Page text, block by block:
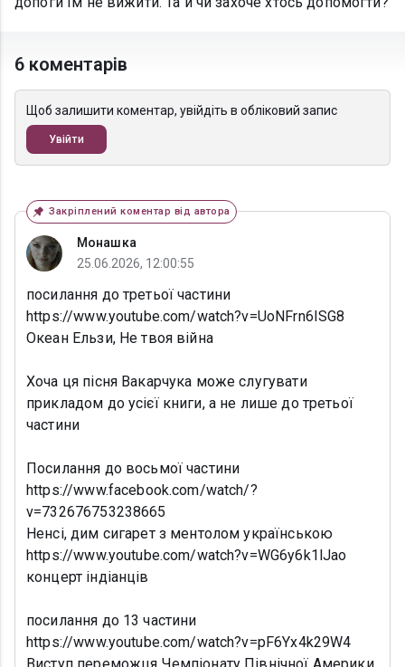
6 коментарів
Щоб залишити коментар, увійдіть в обліковий запис
Увійти
Закріплений коментар від автора
Монашка
25.06.2026, 12:00:55
посилання до третьої частини
https://www.youtube.com/watch?v=UoNFrn6ISG8
Океан Ельзи, Не твоя війна
Хоча ця пісня Вакарчука може слугувати
прикладом до усієї книги, а не лише до третьої
частини
Посилання до восьмої частини
https://www.facebook.com/watch/?
v=732676753238665
Ненсі, дим сигарет з ментолом українською
https://www.youtube.com/watch?v=WG6y6k1lJao
концерт індіанців
посилання до 13 частини
https://www.youtube.com/watch?v=pF6Yx4k29W4